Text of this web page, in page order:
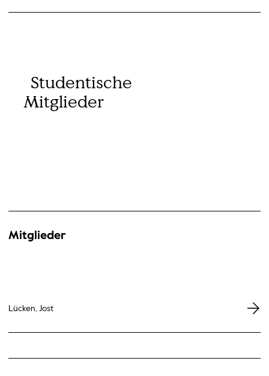
Studentische
Mitglieder
Mitglieder
Lücken, Jost